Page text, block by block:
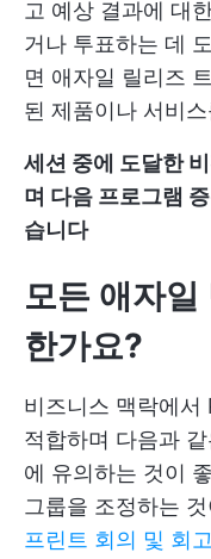
고 예상 결과에 대
거나 투표하는 데
면 애자일 릴리즈
된 제품이나 서비
세션 중에 도달한
며 다음 프로그램
습니다
모든 애자일
한가요?
비즈니스 맥락에서
적합하며 다음과
에 유의하는 것이
그룹을 조정하는
프린트 회의 및 회